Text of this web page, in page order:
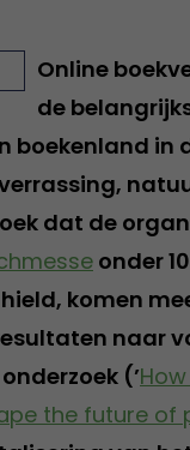
Online
de
boekenland in
dat de
onder
komen
naar
(’
the future of